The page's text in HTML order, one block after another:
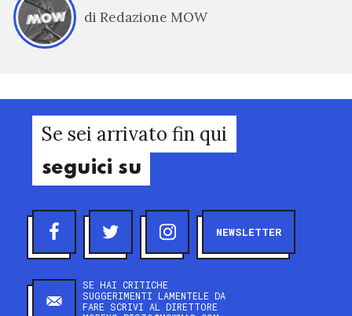
di Redazione MOW
Se sei arrivato fin qui
seguici su
NEWSLETTER
SE HAI CRITICHE
SUGGERIMENTI LAMENTELE DA
FARE SCRIVI AL DIRETTORE